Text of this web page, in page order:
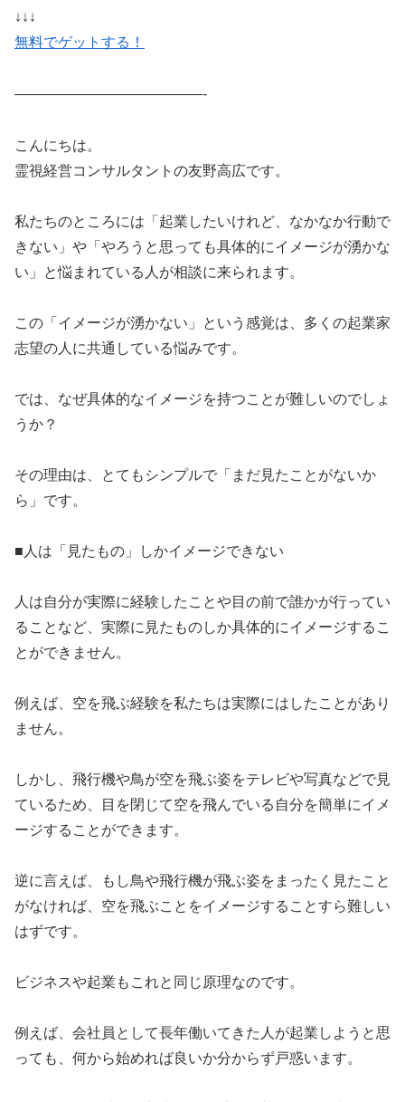
↓↓↓
無料でゲットする！
—————————————-​
​こんにちは。
​霊視経営コンサルタントの友野高広です。
​私たちのところには「起業したいけれど、なかなか行動で
きない」や「やろうと思っても具体的にイメージが湧かな
い」と悩まれている人が相談に来られます。
​この「イメージが湧かない」という感覚は、多くの起業家
志望の人に共通している悩みです。
​では、なぜ具体的なイメージを持つことが難しいのでしょ
うか？
​その理由は、とてもシンプルで「まだ見たことがないか
ら」です。
​■人は「見たもの」しかイメージできない
​人は自分が実際に経験したことや目の前で誰かが行ってい
ることなど、実際に見たものしか具体的にイメージするこ
とができません。
​例えば、空を飛ぶ経験を私たちは実際にはしたことがあり
ません。
​しかし、飛行機や鳥が空を飛ぶ姿をテレビや写真などで見
ているため、目を閉じて空を飛んでいる自分を簡単にイメ
ージすることができます。
​逆に言えば、もし鳥や飛行機が飛ぶ姿をまったく見たこと
がなければ、空を飛ぶことをイメージすることすら難しい
はずです。
​ビジネスや起業もこれと同じ原理なのです。
​例えば、会社員として長年働いてきた人が起業しようと思
っても、何から始めれば良いか分からず戸惑います。